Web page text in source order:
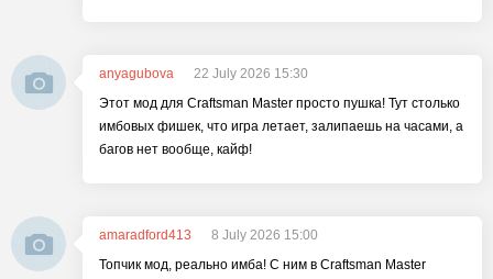
anyagubova
22 July 2026 15:30
Этот мод для Craftsman Master просто пушка! Тут столько
имбовых фишек, что игра летает, залипаешь на часами, а
багов нет вообще, кайф!
amaradford413
8 July 2026 15:00
Топчик мод, реально имба! С ним в Craftsman Master